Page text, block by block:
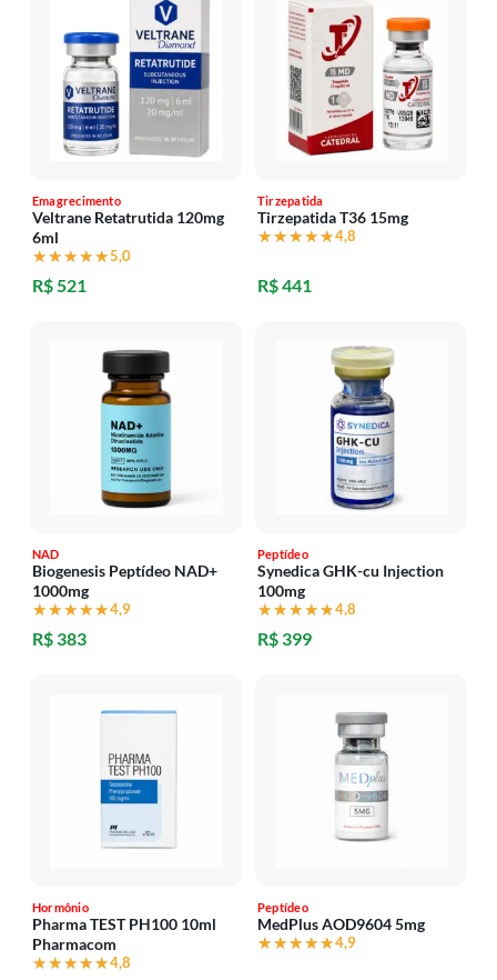
Emagrecimento
Veltrane Retatrutida 120mg
6ml
★★★★★
★★★★★5,0
R$ 521
Tirzepatida
Tirzepatida T36 15mg
★★★★★
★★★★★4,8
R$ 441
NAD
Biogenesis Peptídeo NAD+
1000mg
★★★★★
★★★★★4,9
R$ 383
Peptídeo
Synedica GHK-cu Injection
100mg
★★★★★
★★★★★4,8
R$ 399
Hormônio
Pharma TEST PH100 10ml
Pharmacom
★★★★★
★★★★★4,8
Peptídeo
MedPlus AOD9604 5mg
★★★★★
★★★★★4,9